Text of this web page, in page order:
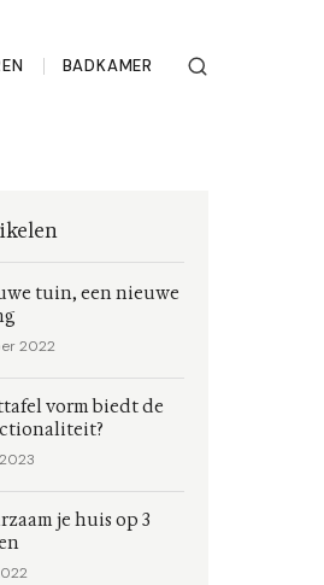
BADKAMER
tuin, een nieuwe
2022
vorm biedt de
je huis op 3